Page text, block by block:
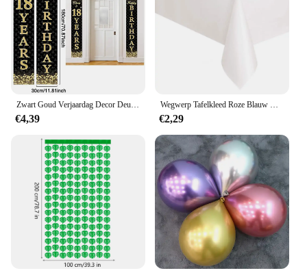
Zwart Goud Verjaardag Decor Deur Banner Happy Birthday Party Props Decor 18 60 70 80 Verjaardagsfeestje Props Decor Outdoor Benodigdheden
€4,39
Wegwerp Tafelkleed Roze Blauw Wit Plastic Tafelkleden Voor Verjaardagsfeestje Kersttafel Hoesje Rechthoekige Tafelkleden
€2,29